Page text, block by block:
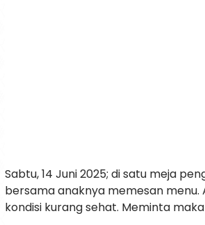
Sabtu, 14 Juni 2025; di satu meja
bersama anaknya memesan menu.
kondisi kurang sehat. Meminta